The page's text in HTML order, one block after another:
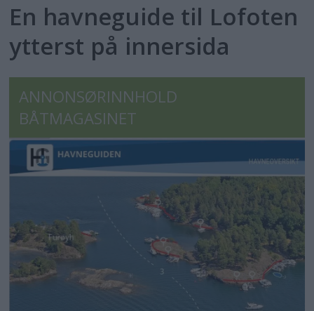
En havneguide til Lofoten
ytterst på innersida
ANNONSØRINNHOLD
BÅTMAGASINET